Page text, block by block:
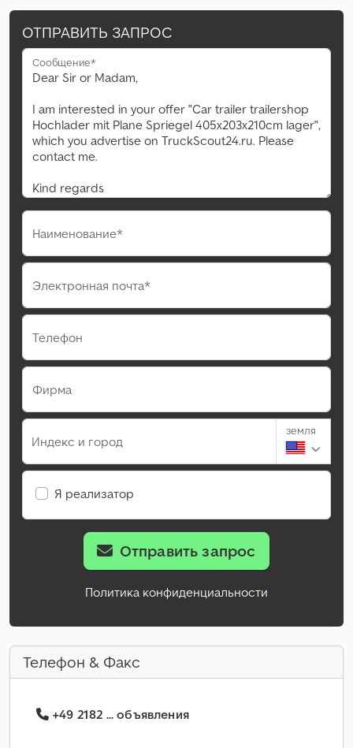
ОТПРАВИТЬ ЗАПРОС
Сообщение*
Наименование*
Электронная почта*
Телефон
Фирма
Индекс и город
земля
Я реализатор
Отправить запрос
Политика конфиденциальности
Телефон & Факс
+49 2182 ... объявления